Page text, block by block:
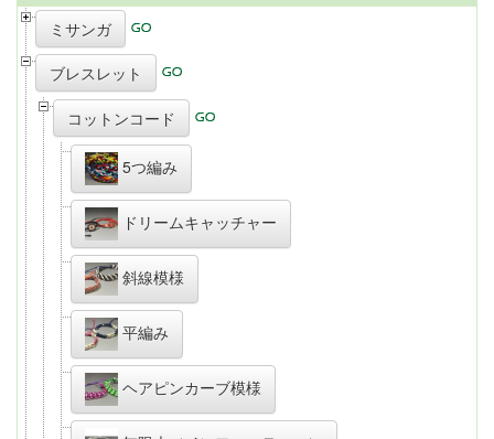
ミサンガ
ブレスレット
コットンコード
5つ編み
ドリームキャッチャー
斜線模様
平編み
ヘアピンカーブ模様